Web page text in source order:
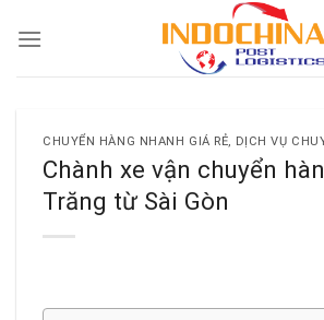
CHUYỂN HÀNG NHANH GIÁ RẺ, DỊCH VỤ
Chành xe vận chuyển
Trăng từ Sài Gòn